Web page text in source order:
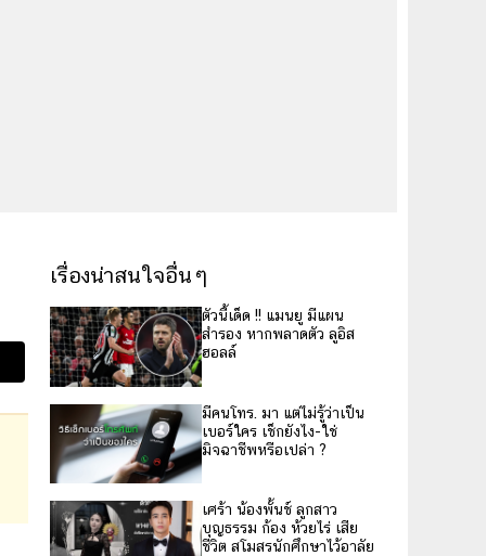
เรื่องน่าสนใจอื่นๆ
ตัวนี้เด็ด !! แมนยู มีแผน
สำรอง หากพลาดตัว ลูอิส
ฮอลล์
มีคนโทร. มา แต่ไม่รู้ว่าเป็น
เบอร์ใคร เช็กยังไง-ใช่
มิจฉาชีพหรือเปล่า ?
เศร้า น้องพั้นช์ ลูกสาว
บุญธรรม ก้อง ห้วยไร่ เสีย
ชีวิต สโมสรนักศึกษาไว้อาลัย